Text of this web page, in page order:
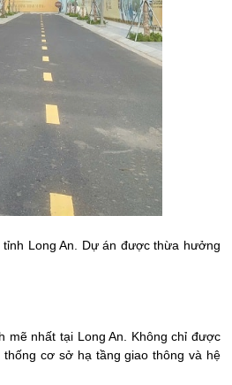
Long An. Dự án được thừa hưởng
mẽ nhất tại Long An. Không chỉ được
cơ sở hạ tầng giao thông và hệ